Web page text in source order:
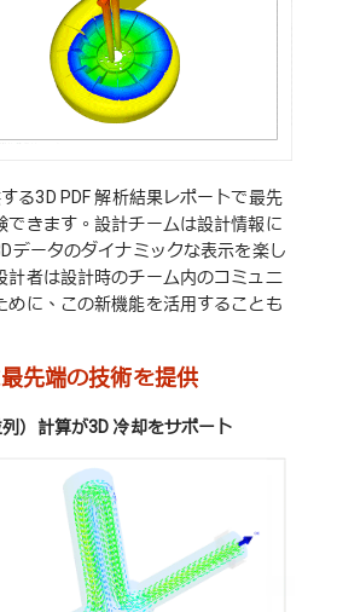
る3D PDF 解析結果レポートで最先
できます。設計チームは設計情報に
データのダイナミックな表示を楽し
計者は設計時のチーム内のコミュニ
めに、この新機能を活用することも
先端の技術を提供
）計算が3D 冷却をサポート